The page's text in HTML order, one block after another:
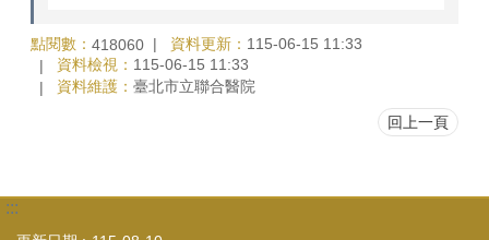
點閱數： 418060 資料更新： 115-06-15 11:33
資料檢視： 115-06-15 11:33
資料維護： 臺北市立聯合醫院
回上一頁
:::